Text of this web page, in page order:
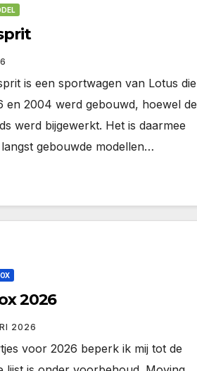
is een sportwagen van Lotus die
en 2004 werd gebouwd, hoewel de
werd bijgewerkt. Het is daarmee
gebouwde modellen…
2026
2026
voor 2026 beperk ik mij tot de